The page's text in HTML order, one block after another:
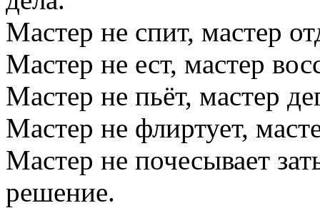
Мастер не спит, мастер
Мастер не ест, мастер
Мастер не пьёт, мастер
Мастер не флиртует,
Мастер не почесывает
решение.